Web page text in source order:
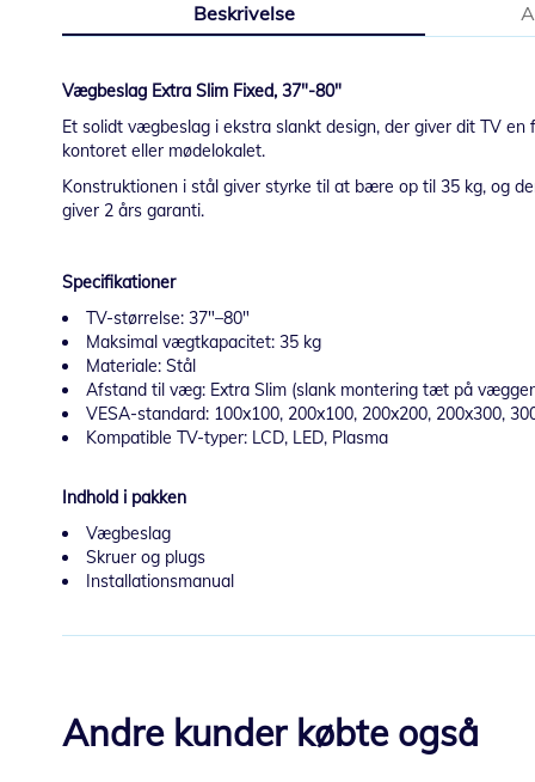
af
Beskrivelse
Vægbeslag Extra Slim Fixed, 37"-80"
Et solidt vægbeslag i ekstra slankt design, der giver dit TV
kontoret eller mødelokalet.
Konstruktionen i stål giver styrke til at bære op til 35 kg, og
giver 2 års garanti.
Specifikationer
TV-størrelse: 37"–80"
Maksimal vægtkapacitet: 35 kg
Materiale: Stål
Afstand til væg: Extra Slim (slank montering tæt på
VESA-standard: 100x100, 200x100, 200x200, 200x300,
Kompatible TV-typer: LCD, LED, Plasma
Indhold i pakken
Vægbeslag
Skruer og plugs
Installationsmanual
Andre kunder købte også